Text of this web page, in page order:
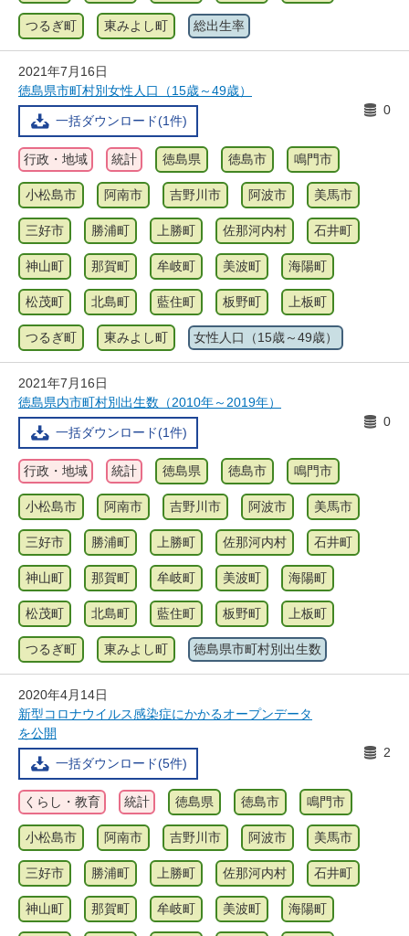
つるぎ町 東みよし町 総出生率
2021年7月16日
徳島県市町村別女性人口（15歳～49歳）
一括ダウンロード(1件)
0
行政・地域 統計 徳島県 徳島市 鳴門市
小松島市 阿南市 吉野川市 阿波市 美馬市
三好市 勝浦町 上勝町 佐那河内村 石井町
神山町 那賀町 牟岐町 美波町 海陽町
松茂町 北島町 藍住町 板野町 上板町
つるぎ町 東みよし町 女性人口（15歳～49歳）
2021年7月16日
徳島県内市町村別出生数（2010年～2019年）
一括ダウンロード(1件)
0
行政・地域 統計 徳島県 徳島市 鳴門市
小松島市 阿南市 吉野川市 阿波市 美馬市
三好市 勝浦町 上勝町 佐那河内村 石井町
神山町 那賀町 牟岐町 美波町 海陽町
松茂町 北島町 藍住町 板野町 上板町
つるぎ町 東みよし町 徳島県市町村別出生数
2020年4月14日
新型コロナウイルス感染症にかかるオープンデータ
を公開
一括ダウンロード(5件)
2
くらし・教育 統計 徳島県 徳島市 鳴門市
小松島市 阿南市 吉野川市 阿波市 美馬市
三好市 勝浦町 上勝町 佐那河内村 石井町
神山町 那賀町 牟岐町 美波町 海陽町